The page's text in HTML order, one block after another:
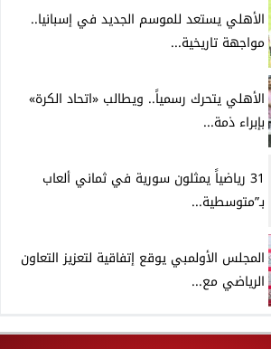
الأهلي يستعد للموسم الجديد في إسبانيا..
مواجهة تاريخية...
الأهلي يتحرك رسمياً.. ويطالب «اتحاد الكرة»
بإبراء ذمة...
31 رياضياً يمثلون سورية في ثماني ألعاب
بـ”متوسطية...
المجلس الأولمبي يوقع إتفاقية لتعزيز التعاون
الرياضي مع...